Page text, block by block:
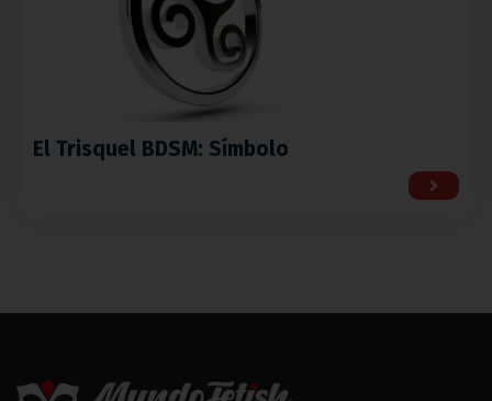
El Trisquel BDSM: Símbolo